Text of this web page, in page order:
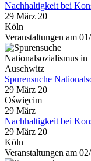
Nachhaltigkeit bei
29 März 20
Köln
Veranstaltungen am
Spurensuche
29 März 20
Oświęcim
29 März
Nachhaltigkeit bei
29 März 20
Köln
Veranstaltungen am